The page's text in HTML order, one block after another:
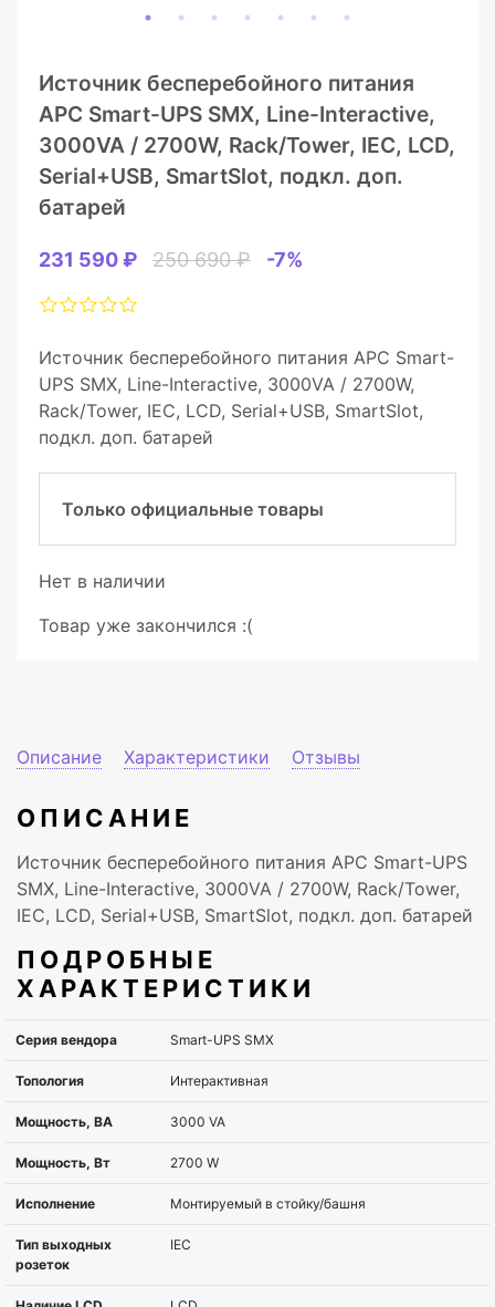
Источник бесперебойного питания
APC Smart-UPS SMX, Line-Interactive,
3000VA / 2700W, Rack/Tower, IEC, LCD,
Serial+USB, SmartSlot, подкл. доп.
батарей
231 590 ₽ 250 690 ₽ -7%
Источник бесперебойного питания APC Smart-
UPS SMX, Line-Interactive, 3000VA / 2700W,
Rack/Tower, IEC, LCD, Serial+USB, SmartSlot,
подкл. доп. батарей
Только официальные товары
Нет в наличии
Товар уже закончился :(
Описание Характеристики Отзывы
ОПИСАНИЕ
Источник бесперебойного питания APC Smart-UPS
SMX, Line-Interactive, 3000VA / 2700W, Rack/Tower,
IEC, LCD, Serial+USB, SmartSlot, подкл. доп. батарей
ПОДРОБНЫЕ
ХАРАКТЕРИСТИКИ